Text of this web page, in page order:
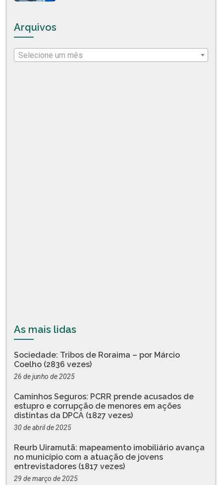
Arquivos
Selecione um mês
As mais lidas
Sociedade: Tribos de Roraima – por Márcio
Coelho (2836 vezes)
26 de junho de 2025
Caminhos Seguros: PCRR prende acusados de
estupro e corrupção de menores em ações
distintas da DPCA (1827 vezes)
30 de abril de 2025
Reurb Uiramutã: mapeamento imobiliário avança
no município com a atuação de jovens
entrevistadores (1817 vezes)
29 de março de 2025